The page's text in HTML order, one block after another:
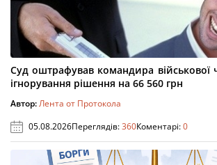
Суд оштрафував командира військової
ігнорування рішення на 66 560 грн
Автор:Лента от Протокола
05.08.2026Переглядів:360Коментарі:0